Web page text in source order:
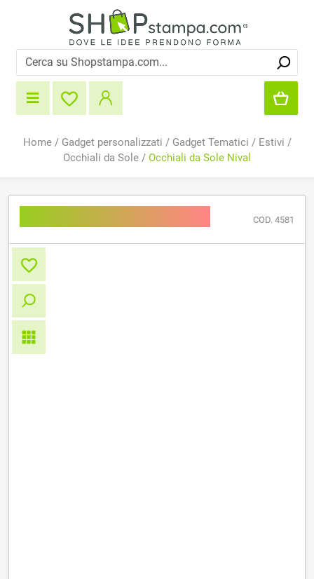
Home/ Gadget personalizzati / Gadget Tematici / Estivi /
Occhiali da Sole / Occhiali da Sole Nival
COD. 4581